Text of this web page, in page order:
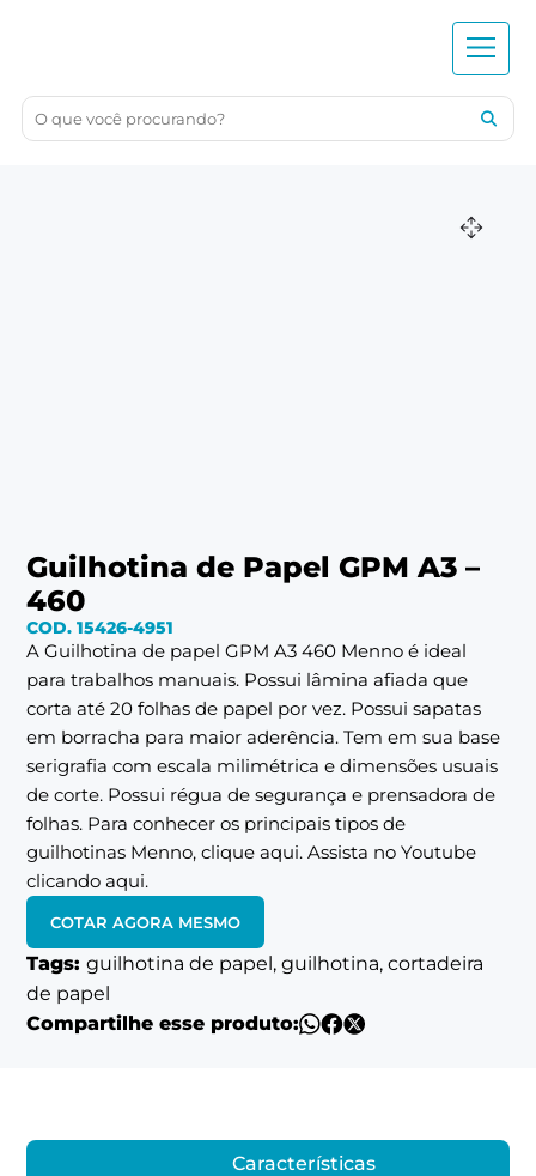
Guilhotina de Papel GPM A3 –
460
COD. 15426-4951
A Guilhotina de papel GPM A3 460 Menno é ideal
para trabalhos manuais. Possui lâmina afiada que
corta até 20 folhas de papel por vez. Possui sapatas
em borracha para maior aderência. Tem em sua base
serigrafia com escala milimétrica e dimensões usuais
de corte. Possui régua de segurança e prensadora de
folhas. Para conhecer os principais tipos de
guilhotinas Menno,clique aqui. Assista no Youtube
clicando aqui.
COTAR AGORA MESMO
Tags:guilhotina de papel, guilhotina, cortadeira
de papel
Compartilhe esse produto:
Características